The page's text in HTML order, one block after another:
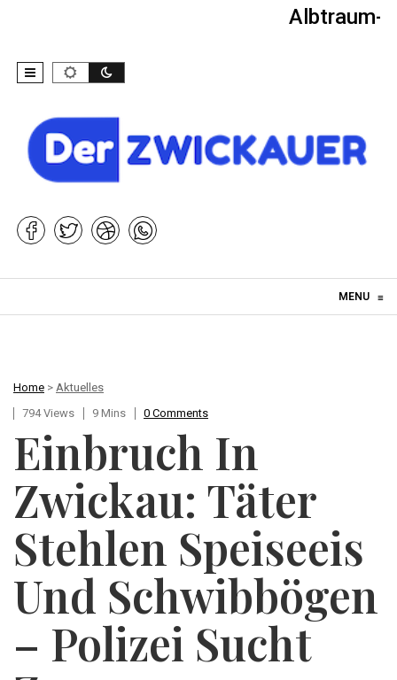
Albtraum-
MENU ≡
Home > Aktuelles
794 Views
9 Mins 0 Comments
Einbruch In
Zwickau: Täter
Stehlen Speiseeis
Und Schwibbögen
– Polizei Sucht